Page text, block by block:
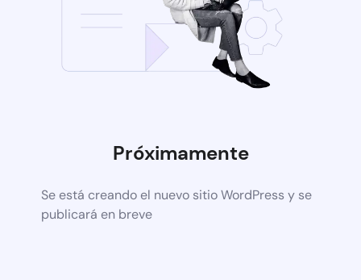
Próximamente
Se está creando el nuevo sitio WordPress y se
publicará en breve